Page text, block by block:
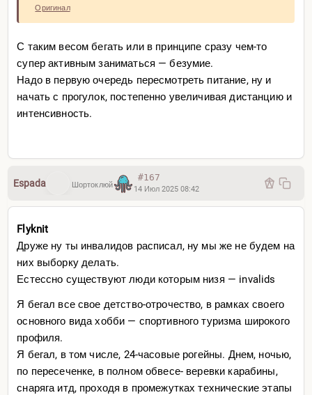
эллипс, велосипед или плавание. А уже после
коррекции веса, укрепления тела и постановки техники
— переходить на бег
к остеопату заскочить там обычно стельки выдают
Оригинал
Оригинал
С таким весом бегать или в принципе сразу чем-то
супер активным заниматься — безумие.
Надо в первую очередь пересмотреть питание, ну и
начать с прогулок, постепенно увеличивая дистанцию и
интенсивность.
Espada Шортоклюй
#167
14 Июл 2025 08:42
Flyknit
Друже ну ты инвалидов расписал, ну мы же не будем на
них выборку делать.
Естессно существуют люди которым низя — invalids
Я бегал все свое детство-отрочество, в рамках своего
основного вида хобби — спортивного туризма широкого
профиля.
Я бегал, в том числе, 24-часовые рогейны. Днем, ночью,
по пересеченке, в полном обвесе- веревки карабины,
снаряга итд, проходя в промежутках технические этапы